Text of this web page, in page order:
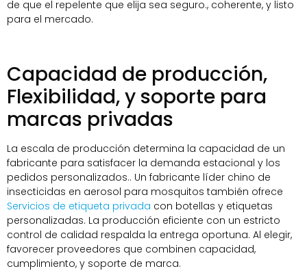
de que el repelente que elija sea seguro., coherente, y listo
para el mercado.
Capacidad de producción,
Flexibilidad, y soporte para
marcas privadas
La escala de producción determina la capacidad de un
fabricante para satisfacer la demanda estacional y los
pedidos personalizados.. Un fabricante líder chino de
insecticidas en aerosol para mosquitos también ofrece
Servicios de etiqueta privada con botellas y etiquetas
personalizadas. La producción eficiente con un estricto
control de calidad respalda la entrega oportuna. Al elegir,
favorecer proveedores que combinen capacidad,
cumplimiento, y soporte de marca.